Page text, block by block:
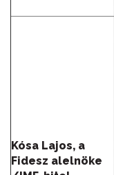
Kósa Lajos, a
Fidesz alelnöke